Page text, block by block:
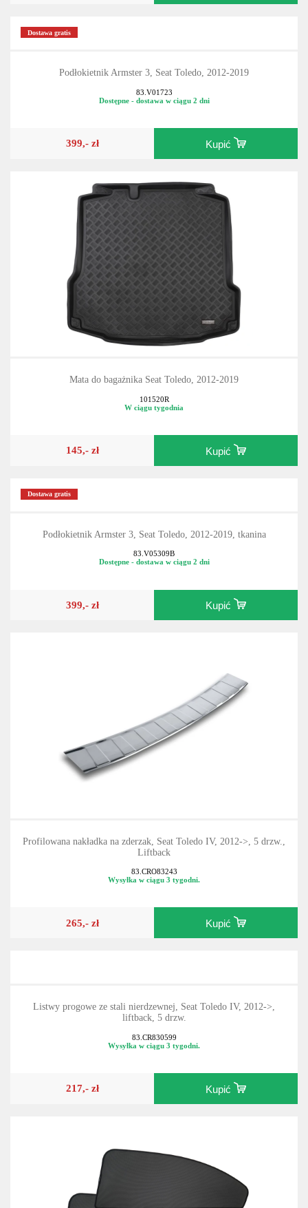
Dostawa gratis
Podłokietnik Armster 3, Seat Toledo, 2012-2019
83.V01723
Dostępne - dostawa w ciągu 2 dni
399,- zł Kupić
Mata do bagażnika Seat Toledo, 2012-2019
101520R
W ciągu tygodnia
145,- zł Kupić
Dostawa gratis
Podłokietnik Armster 3, Seat Toledo, 2012-2019, tkanina
83.V05309B
Dostępne - dostawa w ciągu 2 dni
399,- zł Kupić
Profilowana nakładka na zderzak, Seat Toledo IV, 2012->, 5 drzw.,
Liftback
83.CRO83243
Wysyłka w ciągu 3 tygodni.
265,- zł Kupić
Listwy progowe ze stali nierdzewnej, Seat Toledo IV, 2012->,
liftback, 5 drzw.
83.CR830599
Wysyłka w ciągu 3 tygodni.
217,- zł Kupić